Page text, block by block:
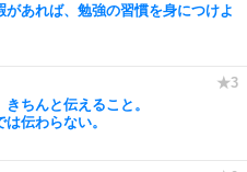
があれば、勉強の習慣を身につけよ
ちんと伝えること。
伝わらない。